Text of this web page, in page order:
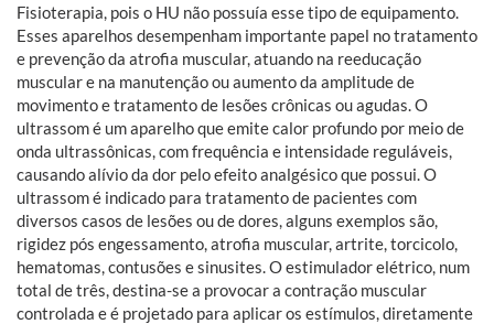
Fisioterapia, pois o HU não possuía esse tipo de equipamento.
Esses aparelhos desempenham importante papel no tratamento
e prevenção da atrofia muscular, atuando na reeducação
muscular e na manutenção ou aumento da amplitude de
movimento e tratamento de lesões crônicas ou agudas. O
ultrassom é um aparelho que emite calor profundo por meio de
onda ultrassônicas, com frequência e intensidade reguláveis,
causando alívio da dor pelo efeito analgésico que possui. O
ultrassom é indicado para tratamento de pacientes com
diversos casos de lesões ou de dores, alguns exemplos são,
rigidez pós engessamento, atrofia muscular, artrite, torcicolo,
hematomas, contusões e sinusites. O estimulador elétrico, num
total de três, destina-se a provocar a contração muscular
controlada e é projetado para aplicar os estímulos, diretamente